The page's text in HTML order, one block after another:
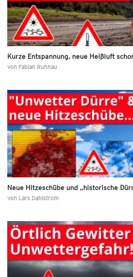
Kurze Entspannung, neue Heißluft
von Fabian Ruhnau
Neue Hitzeschübe und „historische
von Lars Dahlstrom